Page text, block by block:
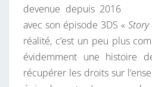
G
E
L
E
devenue depuis 2016
avec son épisode 3DS « Story
réalité, c’est un peu plus
évidemment une histoire
récupérer les droits sur